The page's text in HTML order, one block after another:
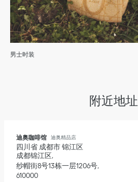
男士时装
附近地址
迪奥咖啡馆 迪奥精品店
四川省 成都市锦江区
成都锦江区
纱帽街8号13栋一层1206号
610000